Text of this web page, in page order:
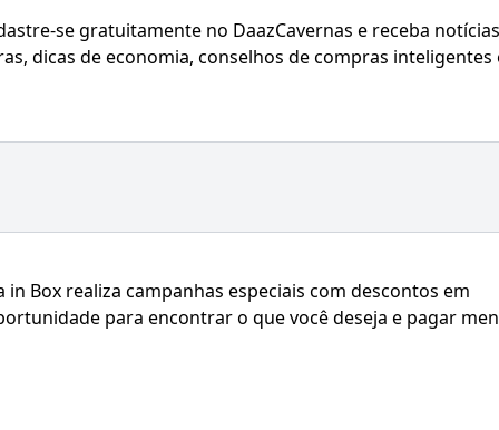
se gratuitamente no DaazCavernas e receba notícias
dicas de economia, conselhos de compras inteligentes
Box realiza campanhas especiais com descontos em
para encontrar o que você deseja e pagar